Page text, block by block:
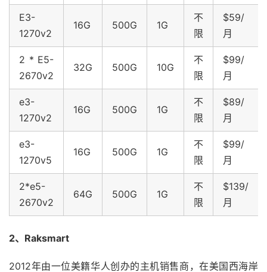
E3-
1270v2
16G 500G 1G
不
限
$59/
月
2 * E5-
2670v2
32G 500G 10G
不
限
$99/
月
e3-
1270v2
16G 500G 1G
不
限
$89/
月
e3-
1270v5
16G 500G 1G
不
限
$99/
月
2*e5-
2670v2
64G 500G 1G
不
限
$139/
月
2、Raksmart
2012年由一位美籍华人创办的主机销售商，在美国西海岸